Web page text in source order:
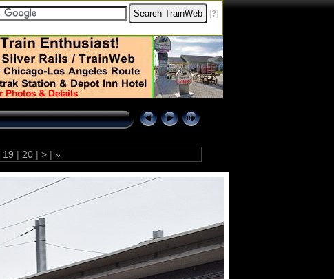
[?]
19 | 20 | > | »